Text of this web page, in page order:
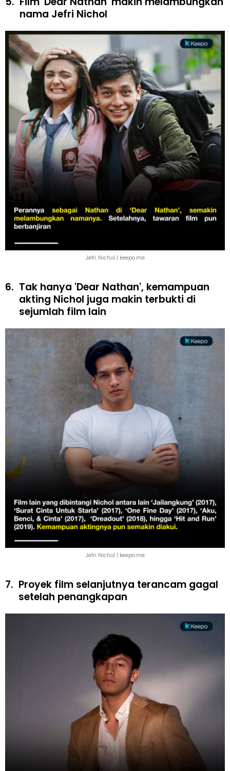
nama Jefri Nichol
Jefri Nichol | keepo.me
6. Tak hanya 'Dear Nathan', kemampuan
akting Nichol juga makin terbukti di
sejumlah film lain
Jefri Nichol | keepo.me
7. Proyek film selanjutnya terancam gagal
setelah penangkapan